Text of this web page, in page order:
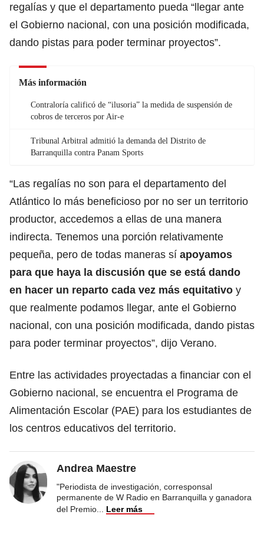
regalías y que el departamento pueda “llegar ante
el Gobierno nacional, con una posición modificada,
dando pistas para poder terminar proyectos”.
Más información
Contraloría calificó de “ilusoria” la medida de suspensión de
cobros de terceros por Air-e
Tribunal Arbitral admitió la demanda del Distrito de
Barranquilla contra Panam Sports
“Las regalías no son para el departamento del
Atlántico lo más beneficioso por no ser un territorio
productor, accedemos a ellas de una manera
indirecta. Tenemos una porción relativamente
pequeña, pero de todas maneras sí apoyamos
para que haya la discusión que se está dando
en hacer un reparto cada vez más equitativo y
que realmente podamos llegar, ante el Gobierno
nacional, con una posición modificada, dando pistas
para poder terminar proyectos”, dijo Verano.
Entre las actividades proyectadas a financiar con el
Gobierno nacional, se encuentra el Programa de
Alimentación Escolar (PAE) para los estudiantes de
los centros educativos del territorio.
Andrea Maestre
"Periodista de investigación, corresponsal
permanente de W Radio en Barranquilla y ganadora
del Premio
Leer más